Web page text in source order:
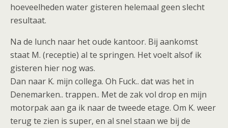
hoeveelheden water gisteren helemaal geen slecht
resultaat.
Na de lunch naar het oude kantoor. Bij aankomst
staat M. (receptie) al te springen. Het voelt alsof ik
gisteren hier nog was.
Dan naar K. mijn collega. Oh Fuck.. dat was het in
Denemarken.. trappen.. Met de zak vol drop en mijn
motorpak aan ga ik naar de tweede etage. Om K. weer
terug te zien is super, en al snel staan we bij de